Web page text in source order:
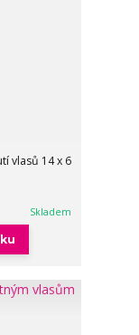
vlasů 14 x 6
Skladem